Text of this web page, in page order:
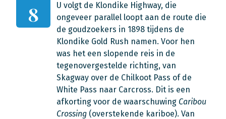
8
U volgt de Klondike Highway, die
ongeveer parallel loopt aan de route die
de goudzoekers in 1898 tijdens de
Klondike Gold Rush namen. Voor hen
was het een slopende reis in de
tegenovergestelde richting, van
Skagway over de Chilkoot Pass of de
White Pass naar Carcross. Dit is een
afkorting voor de waarschuwing Caribou
Crossing (overstekende kariboe). Van